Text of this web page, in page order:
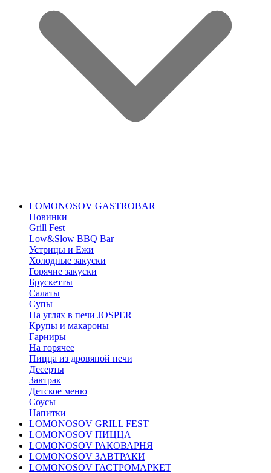
LOMONOSOV GASTROBAR
Новинки
Grill Fest
Low&Slow BBQ Bar
Устрицы и Ежи
Холодные закуски
Горячие закуски
Брускетты
Салаты
Супы
На углях в печи JOSPER
Крупы и макароны
Гарниры
На горячее
Пицца из дровяной печи
Десерты
Завтрак
Детское меню
Соусы
Напитки
LOMONOSOV GRILL FEST
LOMONOSOV ПИЦЦА
LOMONOSOV РАКОВАРНЯ
LOMONOSOV ЗАВТРАКИ
LOMONOSOV ГАСТРОМАРКЕТ